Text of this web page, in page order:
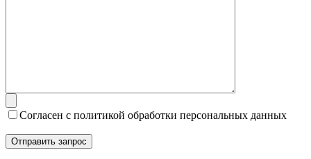
Согласен с политикой обработки персональных данных